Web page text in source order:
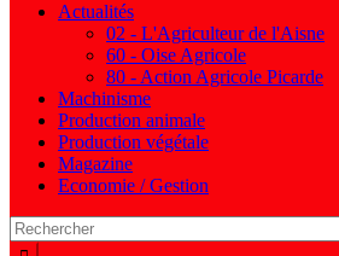
Actualités
02 - L'Agriculteur de l'Aisne
60 - Oise Agricole
80 - Action Agricole Picarde
Machinisme
Production animale
Production végétale
Magazine
Economie / Gestion